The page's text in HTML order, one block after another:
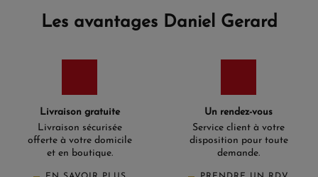
Les avantages Daniel Gerard
Livraison gratuite
Livraison sécurisée
offerte à votre domicile
et en boutique.
Un rendez-vous
Service client à votre
disposition pour toute
demande.